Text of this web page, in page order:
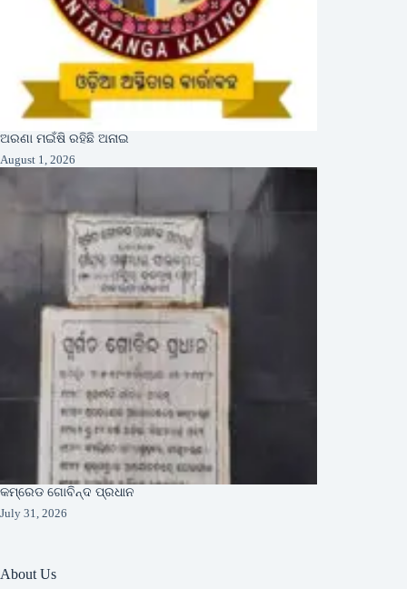
ଅରଣା ମଇଁଷି ରହିଛି ଅନାଇ
August 1, 2026
କମ୍ରେଡ ଗୋବିନ୍ଦ ପ୍ରଧାନ
July 31, 2026
About Us